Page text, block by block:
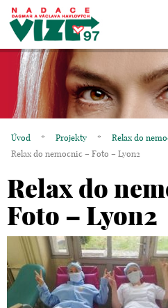
O NÁS
PROJEKTY
GALERIE
KONTAKTY
OBCHOD
KOŠÍK
EN
Úvod * Projekty * Relax do
Relax do nemocnic – Foto – Lyon2
Relax do
Foto – Lyon2